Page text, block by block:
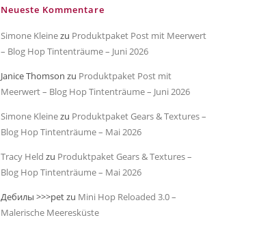
Neueste Kommentare
Simone Kleinezu Produktpaket Post mit Meerwert
– Blog Hop Tintenträume – Juni 2026
Janice Thomson zu Produktpaket Post mit
Meerwert – Blog Hop Tintenträume – Juni 2026
Simone Kleinezu Produktpaket Gears & Textures –
Blog Hop Tintenträume – Mai 2026
Tracy Held zu Produktpaket Gears & Textures –
Blog Hop Tintenträume – Mai 2026
Дебилы >>>petzu Mini Hop Reloaded 3.0 –
Malerische Meeresküste